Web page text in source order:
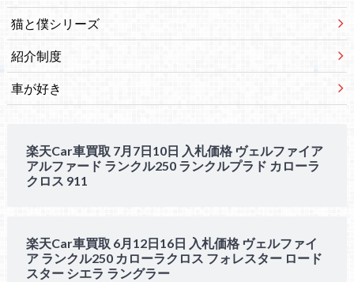
猫と僕シリーズ
紹介制度
車が好き
楽天Car車買取 7月7日10日 入札価格 ヴェルファイア
アルファード ランクル250 ランクルプラド カローラ
クロス 911
楽天Car車買取 6月12日16日 入札価格 ヴェルファイ
ア ランクル250 カローラクロス フォレスター ロード
スター シエラ ラングラー